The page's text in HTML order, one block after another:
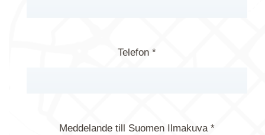
Telefon *
Meddelande till Suomen Ilmakuva *